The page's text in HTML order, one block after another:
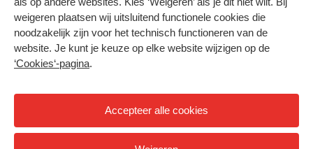
weigeren plaatsen wij uitsluitend functionele cookies die
noodzakelijk zijn voor het technisch functioneren van de
website. Je kunt je keuze op elke website wijzigen op de
‘Cookies‘-pagina.
Accepteer alle cookies
Trajectum
Colofon
Privacy
Cookies
Nieuwsbrief
Hoog contrast